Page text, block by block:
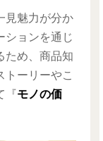
見魅力が分か
ションを通じ
ため、商品知
トーリーやこ
『モノの価